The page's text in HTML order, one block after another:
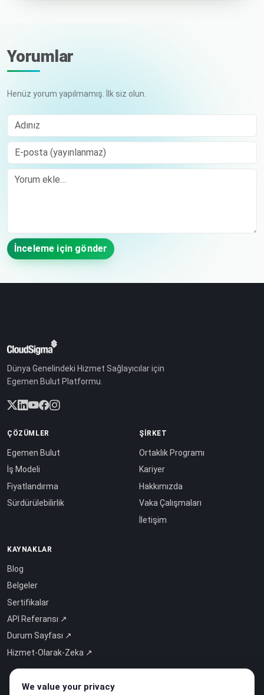
Yorumlar
Henüz yorum yapılmamış. İlk siz olun.
Adınız
E-posta (yayınlanmaz)
Comment
İnceleme için gönder
Dünya Genelindeki Hizmet Sağlayıcılar için
Egemen Bulut Platformu.
ÇÖZÜMLER
Egemen Bulut
İş Modeli
Fiyatlandırma
Sürdürülebilirlik
ŞIRKET
Ortaklık Programı
Kariyer
Hakkımızda
Vaka Çalışmaları
İletişim
KAYNAKLAR
Blog
Belgeler
Sertifikalar
API Referansı ↗
Durum Sayfası ↗
Hizmet-Olarak-Zeka ↗
We value your privacy